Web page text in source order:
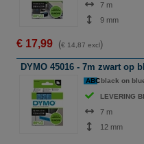
7 m
9 mm
€ 17,99 (€ 14,87 excl)
DYMO 45016 - 7m zwart op
ABCblack on
LEVERING
7 m
12 mm